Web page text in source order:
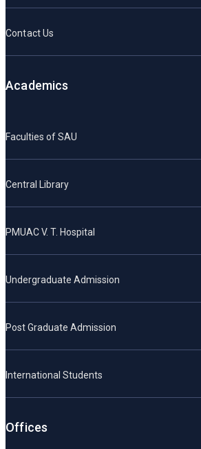
Contact Us
Academics
Faculties of SAU
Central Library
PMUAC V. T. Hospital
Undergraduate Admission
Post Graduate Admission
International Students
Offices